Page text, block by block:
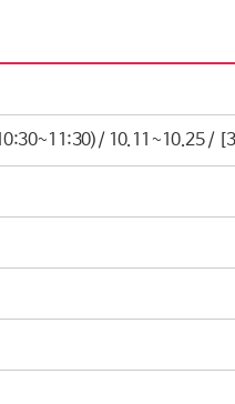
10.11~10.25 /